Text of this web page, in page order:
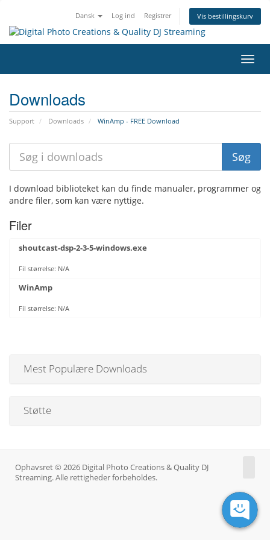
Dansk Log ind Registrer Vis bestillingskurv
Skift
Downloads
Support Downloads WinAmp - FREE Download
I download biblioteket kan du finde manualer, programmer og
andre filer, som kan være nyttige.
Filer
shoutcast-dsp-2-3-5-windows.exe
Fil størrelse: N/A
WinAmp
Fil størrelse: N/A
Mest Populære Downloads
Støtte
Ophavsret © 2026 Digital Photo Creations & Quality DJ
Streaming. Alle rettigheder forbeholdes.